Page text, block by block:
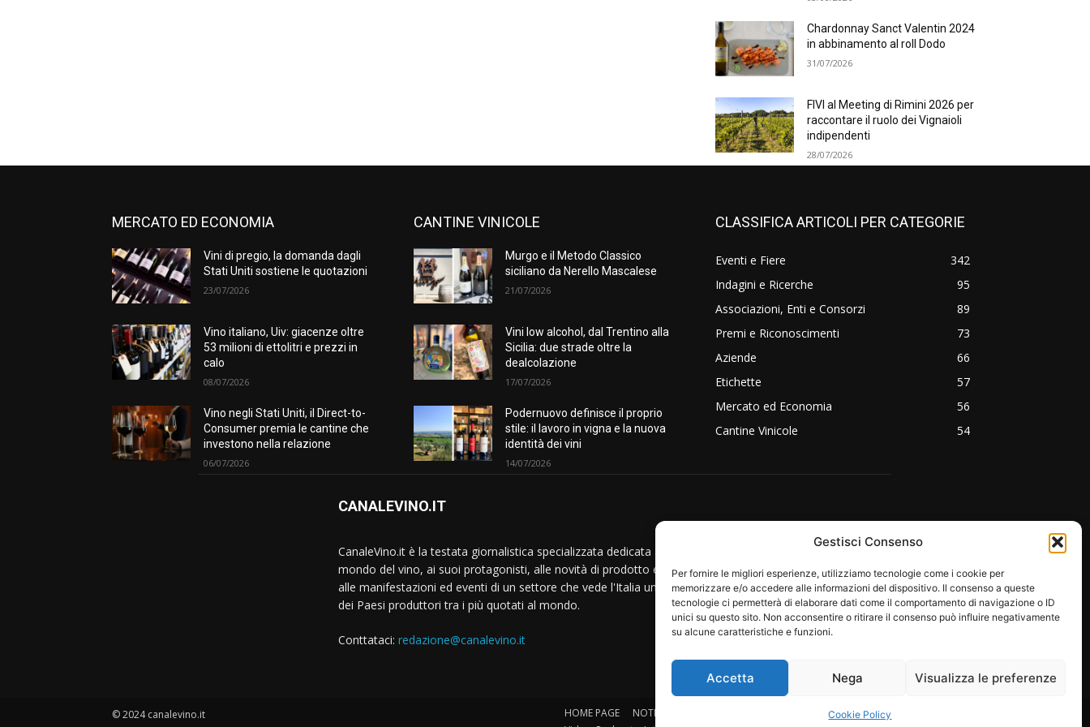
Gestisci Consenso
Per fornire le migliori esperienze, utilizziamo tecnologie come i cookie per
memorizzare e/o accedere alle informazioni del dispositivo. Il consenso a queste
tecnologie ci permetterà di elaborare dati come il comportamento di navigazione o ID
unici su questo sito. Non acconsentire o ritirare il consenso può influire negativamente
su alcune caratteristiche e funzioni.
Accetta Nega Visualizza le preferenze
Cookie Policy
Chardonnay Sanct Valentin 2024
in abbinamento al roll Dodo
31/07/2026
FIVI al Meeting di Rimini 2026 per
raccontare il ruolo dei Vignaioli
indipendenti
28/07/2026
MERCATO ED ECONOMIA
Vini di pregio, la domanda dagli
Stati Uniti sostiene le quotazioni
23/07/2026
Vino italiano, Uiv: giacenze oltre
53 milioni di ettolitri e prezzi in
calo
08/07/2026
Vino negli Stati Uniti, il Direct-to-
Consumer premia le cantine che
investono nella relazione
06/07/2026
CANTINE VINICOLE
Murgo e il Metodo Classico
siciliano da Nerello Mascalese
21/07/2026
Vini low alcohol, dal Trentino alla
Sicilia: due strade oltre la
dealcolazione
17/07/2026
Podernuovo definisce il proprio
stile: il lavoro in vigna e la nuova
identità dei vini
14/07/2026
CLASSIFICA ARTICOLI PER CATEGORIE
Eventi e Fiere
342
Indagini e Ricerche
95
Associazioni, Enti e Consorzi
89
Premi e Riconoscimenti
73
Aziende
66
Etichette
57
Mercato ed Economia
56
Cantine Vinicole
54
CANALEVINO.IT
CanaleVino.it è la testata giornalistica specializzata dedicata al
mondo del vino, ai suoi protagonisti, alle novità di prodotto e
alle manifestazioni ed eventi di un settore che vede l'Italia uno
dei Paesi produttori tra i più quotati al mondo.
Conttataci: redazione@canalevino.it
© 2024 canalevino.it HOME PAGE NOTIZIE
EMOZIONI